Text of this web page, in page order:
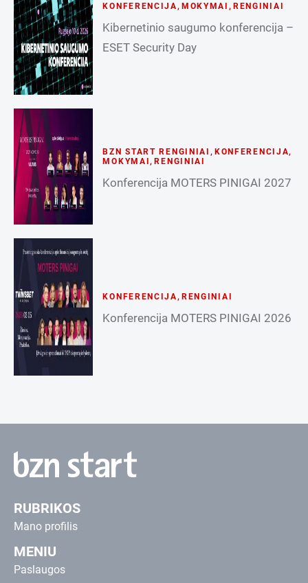
KONFERENCIJA , MOKYMAI , RENGINIAI
Kibernetinio saugumo konferencija –
ESET Security Day
BZN START RENGINIAI , KONFERENCIJA,
MOKYMAI ,RENGINIAI
Konferencija MOTERS PINIGAI 2027
KONFERENCIJA, RENGINIAI
Konferencija MOTERS PINIGAI 2026
RUBRIKOS
Mano profilis
MENIU
Paslaugos